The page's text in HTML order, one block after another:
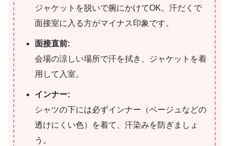
ジャケットを脱いで腕にかけてOK。汗だくで
面接室に入る方がマイナス印象です。
面接直前:
会場の涼しい場所で汗を拭き、ジャケットを着
用して入室。
インナー:
シャツの下には必ずインナー（ベージュなどの
透けにくい色）を着て、汗染みを防ぎましょ
う。